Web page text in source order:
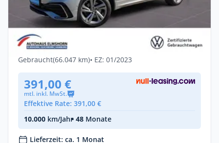
Privat
Volkswagen Tiguan Allspace R-Line 2.0
TDI DSG 4Motion 3,99%
Diesel •Automatik •
Gebraucht(66.047 km)• EZ: 01/2023
391,00 €
mtl. inkl. MwSt.
Effektive Rate: 391,00 €
10.000 km/Jahr• 48 Monate
Lieferzeit: ca. 1 Monat